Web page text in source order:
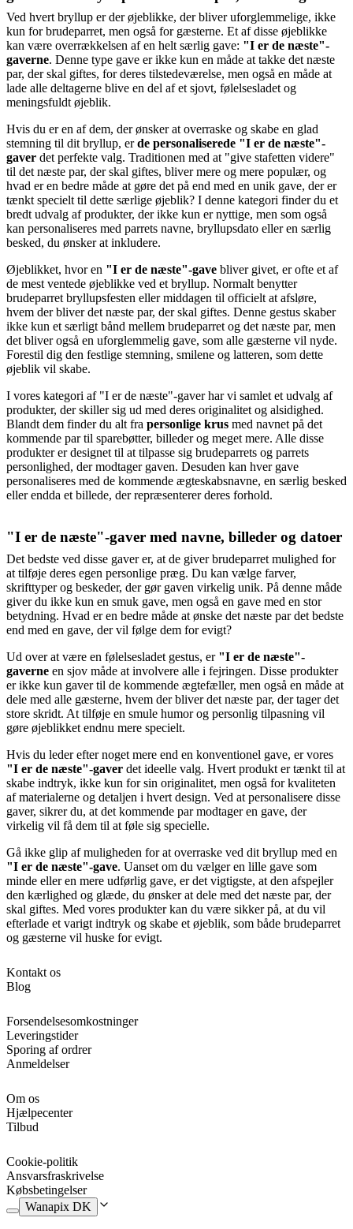
Ved hvert bryllup er der øjeblikke, der bliver uforglemmelige, ikke
kun for brudeparret, men også for gæsterne. Et af disse øjeblikke
kan være overrækkelsen af en helt særlig gave: "I er de næste"-
gaverne. Denne type gave er ikke kun en måde at takke det næste
par, der skal giftes, for deres tilstedeværelse, men også en måde at
lade alle deltagerne blive en del af et sjovt, følelsesladet og
meningsfuldt øjeblik.
Hvis du er en af dem, der ønsker at overraske og skabe en glad
stemning til dit bryllup, erde personaliserede "I er de næste"-
gaver det perfekte valg. Traditionen med at "give stafetten videre"
til det næste par, der skal giftes, bliver mere og mere populær, og
hvad er en bedre måde at gøre det på end med en unik gave, der er
tænkt specielt til dette særlige øjeblik? I denne kategori finder du et
bredt udvalg af produkter, der ikke kun er nyttige, men som også
kan personaliseres med parrets navne, bryllupsdato eller en særlig
besked, du ønsker at inkludere.
Øjeblikket, hvor en "I er de næste"-gave bliver givet, er ofte et af
de mest ventede øjeblikke ved et bryllup. Normalt benytter
brudeparret bryllupsfesten eller middagen til officielt at afsløre,
hvem der bliver det næste par, der skal giftes. Denne gestus skaber
ikke kun et særligt bånd mellem brudeparret og det næste par, men
det bliver også en uforglemmelig gave, som alle gæsterne vil nyde.
Forestil dig den festlige stemning, smilene og latteren, som dette
øjeblik vil skabe.
I vores kategori af "I er de næste"-gaver har vi samlet et udvalg af
produkter, der skiller sig ud med deres originalitet og alsidighed.
Blandt dem finder du alt fra personlige krus med navnet på det
kommende par til sparebøtter, billeder og meget mere. Alle disse
produkter er designet til at tilpasse sig brudeparrets og parrets
personlighed, der modtager gaven. Desuden kan hver gave
personaliseres med de kommende ægteskabsnavne, en særlig besked
eller endda et billede, der repræsenterer deres forhold.
"I er de næste"-gaver med navne, billeder og datoer
Det bedste ved disse gaver er, at de giver brudeparret mulighed for
at tilføje deres egen personlige præg. Du kan vælge farver,
skrifttyper og beskeder, der gør gaven virkelig unik. På denne måde
giver du ikke kun en smuk gave, men også en gave med en stor
betydning. Hvad er en bedre måde at ønske det næste par det bedste
end med en gave, der vil følge dem for evigt?
Ud over at være en følelsesladet gestus, er "I er de næste"-
gaverne en sjov måde at involvere alle i fejringen. Disse produkter
er ikke kun gaver til de kommende ægtefæller, men også en måde at
dele med alle gæsterne, hvem der bliver det næste par, der tager det
store skridt. At tilføje en smule humor og personlig tilpasning vil
gøre øjeblikket endnu mere specielt.
Hvis du leder efter noget mere end en konventionel gave, er vores
"I er de næste"-gaver det ideelle valg. Hvert produkt er tænkt til at
skabe indtryk, ikke kun for sin originalitet, men også for kvaliteten
af materialerne og detaljen i hvert design. Ved at personalisere disse
gaver, sikrer du, at det kommende par modtager en gave, der
virkelig vil få dem til at føle sig specielle.
Gå ikke glip af muligheden for at overraske ved dit bryllup med en
"I er de næste"-gave. Uanset om du vælger en lille gave som
minde eller en mere udførlig gave, er det vigtigste, at den afspejler
den kærlighed og glæde, du ønsker at dele med det næste par, der
skal giftes. Med vores produkter kan du være sikker på, at du vil
efterlade et varigt indtryk og skabe et øjeblik, som både brudeparret
og gæsterne vil huske for evigt.
Kontakt os
Blog
Forsendelsesomkostninger
Leveringstider
Sporing af ordrer
Anmeldelser
Om os
Hjælpecenter
Tilbud
Cookie-politik
Ansvarsfraskrivelse
Købsbetingelser
Wanapix DK